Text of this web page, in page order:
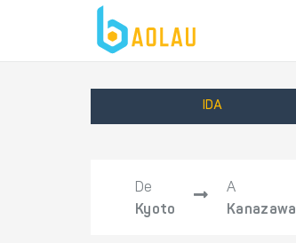
IDA
De
Kyoto
A
Kanazawa